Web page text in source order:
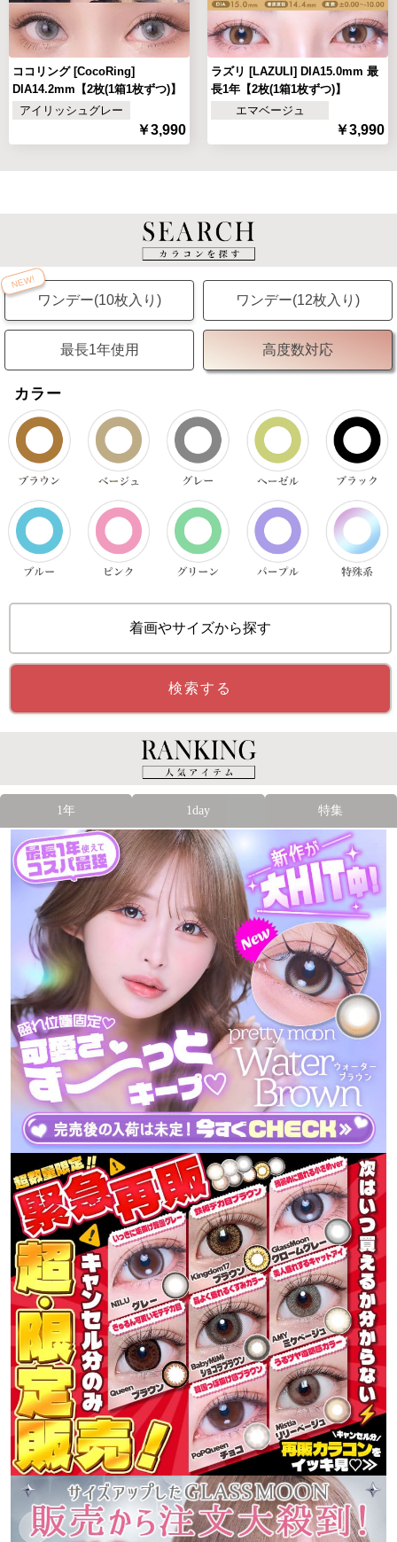
ココリング [CocoRing]
DIA14.2mm【2枚(1箱1枚ずつ)】
アイリッシュグレー
￥3,990
ラズリ [LAZULI] DIA15.0mm 最
長1年【2枚(1箱1枚ずつ)】
エマベージュ
￥3,990
NEW!
ワンデー(10枚入り) ワンデー(12枚入り)
最長1年使用 高度数対応
カラー
着画やサイズから探す
検索する
1年 1day 特集